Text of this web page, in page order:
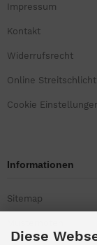
Impressum
Kontakt
Widerrufsrecht
Online
Cookie
Informationen
Sitemap
Diese